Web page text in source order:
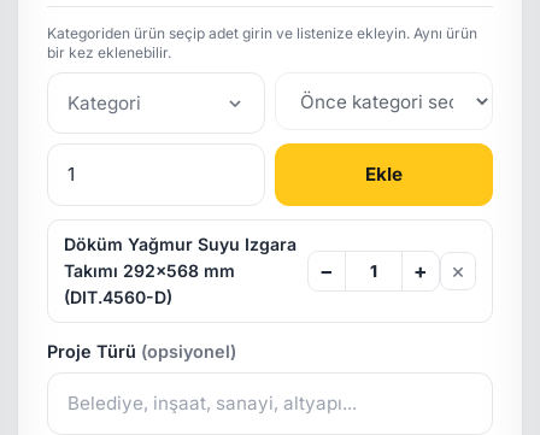
Kategoriden ürün seçip adet girin ve listenize ekleyin. Aynı ürün
bir kez eklenebilir.
Kategori
Ekle
Döküm Yağmur Suyu Izgara
Takımı 292x568 mm
(DIT.4560-D)
− + ×
Proje Türü (opsiyonel)